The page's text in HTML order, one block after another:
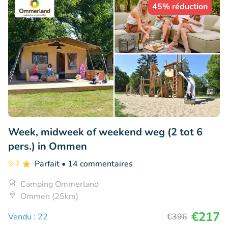
45% réduction
Week, midweek of weekend weg (2 tot 6
pers.) in Ommen
9.7 Parfait • 14 commentaires
Camping Ommerland
Ommen (25km)
Vendu : 22
€396 €217